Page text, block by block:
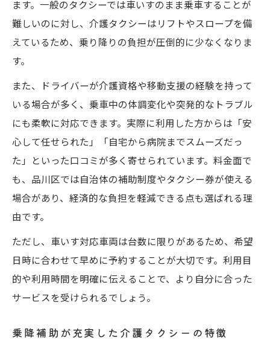
ます。一般のタクシーでは車いすのまま乗車することが
難しいのに対し、介護タクシーはリフトやスロープを備
えているため、乗り降りの負担が圧倒的に少なくなりま
す。
また、ドライバーが介護資格や移動支援の経験を持って
いる場合が多く、乗車中の体調変化や突発的なトラブル
にも柔軟に対応できます。実際に利用した方からは「安
心して任せられた」「自宅から病院までスムーズだっ
た」といった口コミが多く寄せられています。料金面で
も、品川区では自治体の補助制度やタクシー券が使える
場合があり、経済的な負担を軽減できる点も選ばれる理
由です。
ただし、車いす対応車両は台数に限りがあるため、希望
日時に合わせて早めに予約することが大切です。利用目
的や利用時間を明確に伝えることで、より自分に合った
サービスを受けられるでしょう。
乗降補助が充実した介護タクシーの特徴